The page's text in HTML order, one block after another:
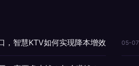
，智慧KTV如何实现降本增效 05-07